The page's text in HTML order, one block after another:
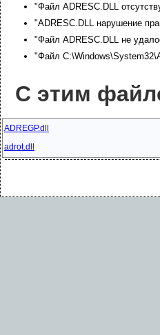
"Файл ADRESC.DLL
"ADRESC.DLL нарушение
"Файл ADRESC.DLL не
"Файл
С этим
ADREGP.dll
adrot.dll